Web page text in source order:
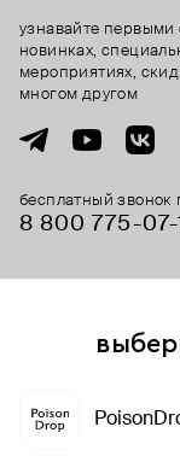
бесплатный звонок
8 800 775⁠-07⁠-
узнавайте первыми
новинках,
мероприятиях,
многом другом
и сервисы
вы соглашаетесь с